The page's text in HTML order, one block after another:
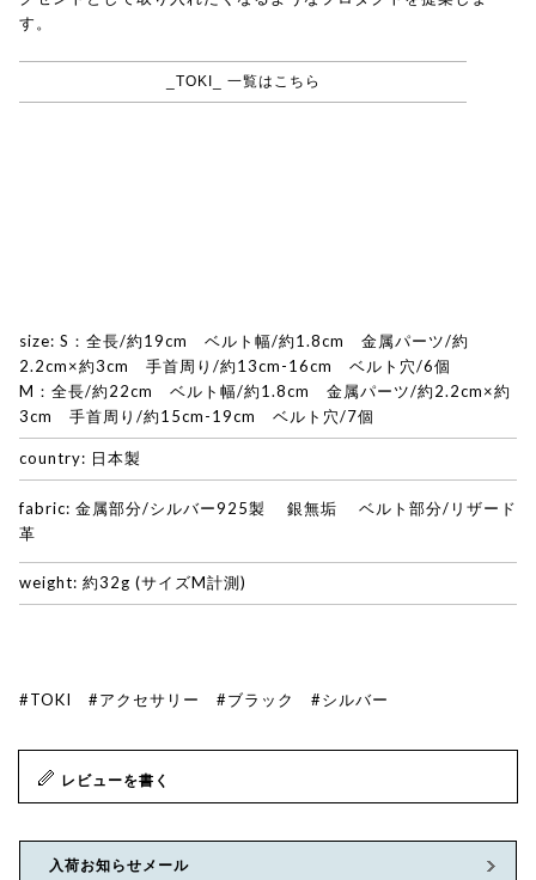
す。
_TOKI_ 一覧はこちら
size: S：全長/約19cm ベルト幅/約1.8cm 金属パーツ/約
2.2cm×約3cm 手首周り/約13cm-16cm ベルト穴/6個
M：全長/約22cm ベルト幅/約1.8cm 金属パーツ/約2.2cm×約
3cm 手首周り/約15cm-19cm ベルト穴/7個
country: 日本製
fabric: 金属部分/シルバー925製 銀無垢 ベルト部分/リザード
革
weight: 約32g (サイズM計測)
#TOKI #アクセサリー #ブラック #シルバー
レビューを書く
入荷お知らせメール